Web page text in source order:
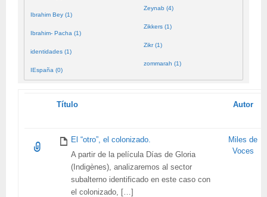
Ibrahim Bey (1)
Ibrahim- Pacha (1)
identidades (1)
IEspaña (0)
Zeynab (4)
Zikkers (1)
Zikr (1)
zommarah (1)
Título Autor
El “otro”, el colonizado.
A partir de la película Días de Gloria
(Indigènes), analizaremos al sector
subalterno identificado en este caso con
el colonizado, […]
Miles de
Voces